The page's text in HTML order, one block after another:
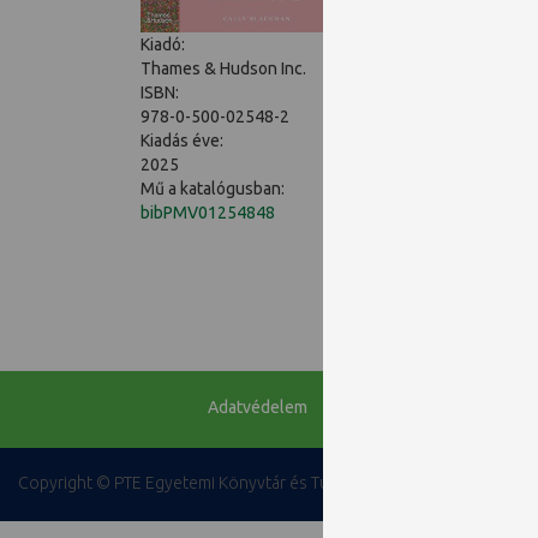
Kiadó:
Thames & Hudson Inc.
ISBN:
978-0-500-02548-2
Kiadás éve:
2025
Mű a katalógusban:
bibPMV01254848
These words
photography, but
the way the process
Lanvin. Beyond the
Some of the
are women who
Adatvédelem
Copyright © PTE Egyetemi Könyvtár és Tudásközpont 2018.